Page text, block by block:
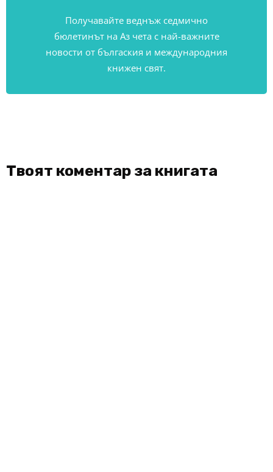
Получавайте веднъж седмично
бюлетинът на Аз чета с най-важните
новости от бългаския и международния
книжен свят.
Твоят коментар за книгата